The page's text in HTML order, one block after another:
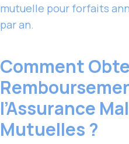
mutuelle pour forfaits
par an.
Comment
l’Assurance
Mutuelles ?